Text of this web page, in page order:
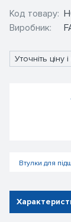
Код товару:
Виробник:
Уточніть
Втулки для